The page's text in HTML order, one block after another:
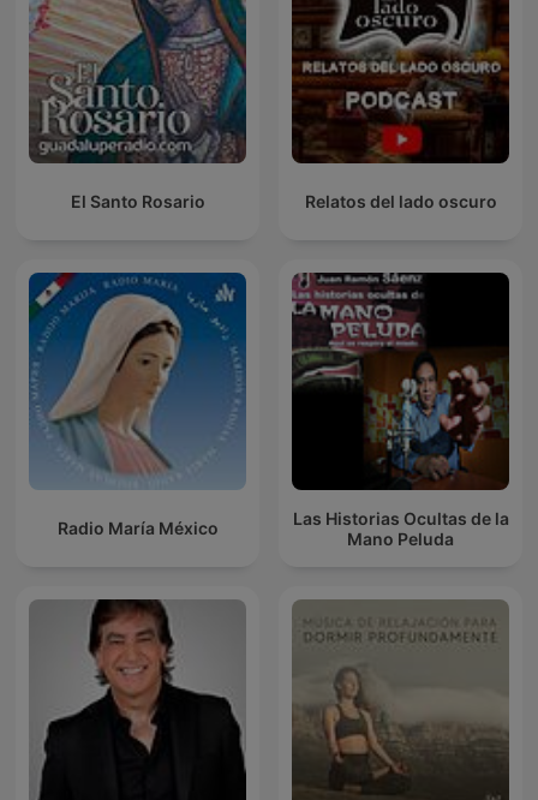
El Santo Rosario Relatos del lado oscuro
Radio María México
Las Historias Ocultas de la
Mano Peluda